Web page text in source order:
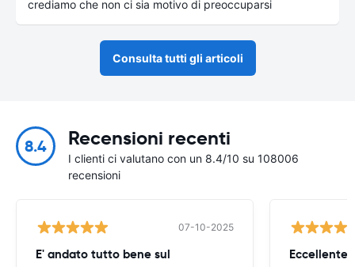
crediamo che non ci sia motivo di preoccuparsi
Consulta tutti gli articoli
8.4 Recensioni recenti
I clienti ci valutano con un 8.4/10 su 108006
recensioni
07-10-2025
E' andato tutto bene sul